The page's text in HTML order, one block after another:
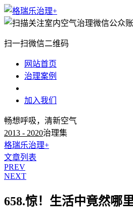
扫一扫微信二维码
网站首页
治理案例
加入我们
畅想呼吸，清新空气
2013 - 2020治理集
格瑞乐治理+
文章列表
PREV
NEXT
658.惊！生活中竟然哪